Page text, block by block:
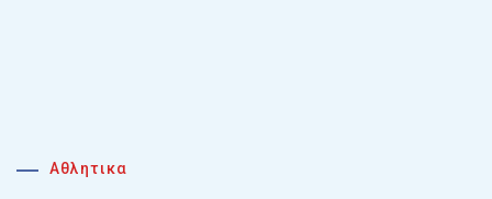
Αθλητικα